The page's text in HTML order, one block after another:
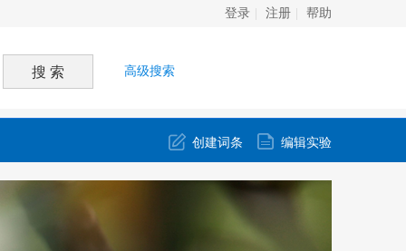
登录 注册 帮助
高级搜索
创建词条 编辑实验